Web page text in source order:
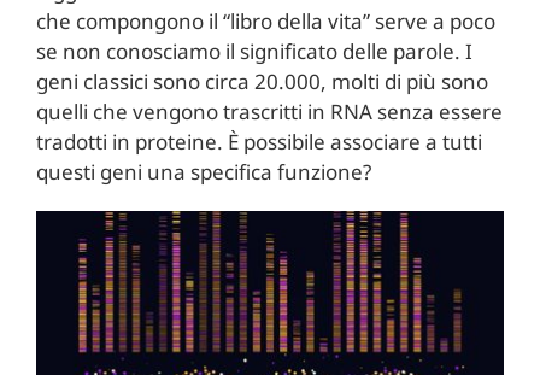
che compongono il “libro della vita” serve a poco
se non conosciamo il significato delle parole. I
geni classici sono circa 20.000, molti di più sono
quelli che vengono trascritti in RNA senza essere
tradotti in proteine. È possibile associare a tutti
questi geni una specifica funzione?